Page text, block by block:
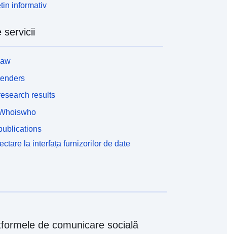
informativ
servicii
results
la interfața furnizorilor de date
de comunicare socială